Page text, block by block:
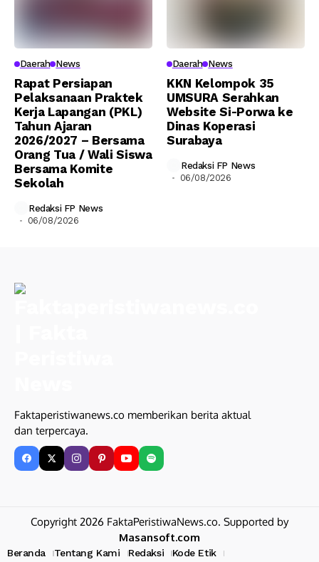
Daerah News
Rapat Persiapan
Pelaksanaan Praktek
Kerja Lapangan (PKL)
Tahun Ajaran
2026/2027 – Bersama
Orang Tua / Wali Siswa
Bersama Komite
Sekolah
Redaksi FP News
06/08/2026
Daerah News
KKN Kelompok 35
UMSURA Serahkan
Website Si-Porwa ke
Dinas Koperasi
Surabaya
Redaksi FP News
06/08/2026
Faktaperistiwanews.co memberikan berita aktual
dan terpercaya.
Copyright 2026 FaktaPeristiwaNews.co. Supported by
Masansoft.com
Beranda Tentang Kami Redaksi
Kode Etik